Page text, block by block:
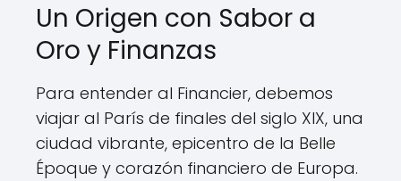
Un Origen con Sabor a
Oro y Finanzas
Para entender al Financier, debemos
viajar al París de finales del siglo XIX, una
ciudad vibrante, epicentro de la Belle
Époque y corazón financiero de Europa.